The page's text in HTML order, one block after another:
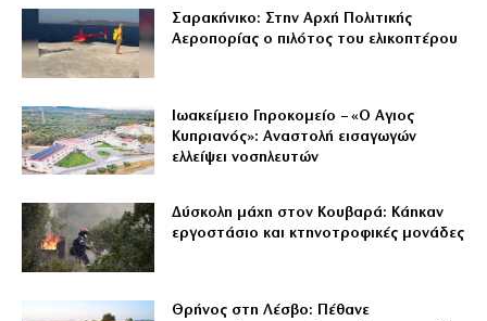
Σαρακήνικο: Στην Αρχή Πολιτικής
Αεροπορίας ο πιλότος του ελικοπτέρου
Ιωακείμειο Γηροκομείο – «Ο Αγιος
Κυπριανός»: Αναστολή εισαγωγών
ελλείψει νοσηλευτών
Δύσκολη μάχη στον Κουβαρά: Κάηκαν
εργοστάσιο και κτηνοτροφικές μονάδες
Θρήνος στη Λέσβο: Πέθανε